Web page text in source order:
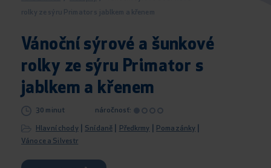
rolky ze sýru Primator s jablkem a křenem
Vánoční sýrové a šunkové
rolky ze sýru Primator s
jablkem a křenem
30 minut náročnosť:
Hlavní chody| Snídaně Předkrmy Pomazánky
Vánoce a Silvestr